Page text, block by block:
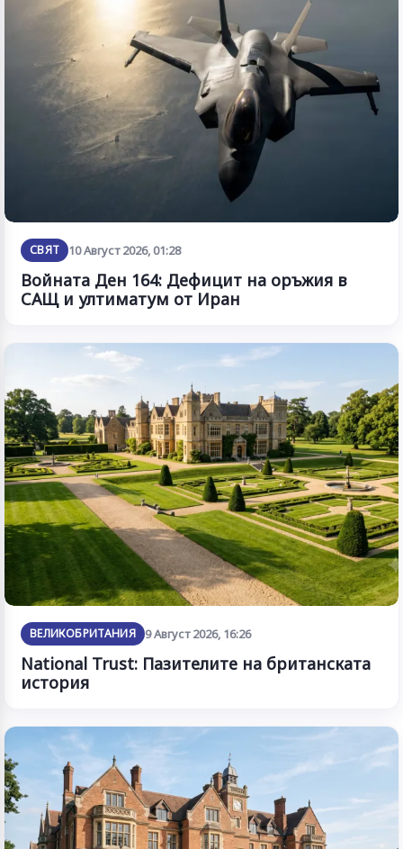
СВЯТ 10 Август 2026, 01:28
Войната Ден 164: Дефицит на оръжия в
САЩ и ултиматум от Иран
ВЕЛИКОБРИТАНИЯ 9 Август 2026, 16:26
National Trust: Пазителите на британската
история